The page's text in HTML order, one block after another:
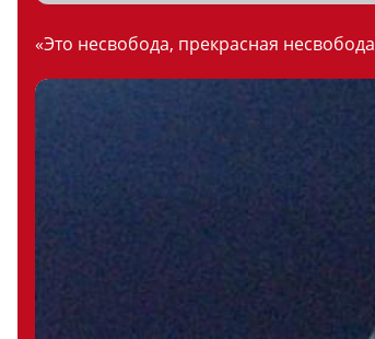
«Это несвобода, прекрасная